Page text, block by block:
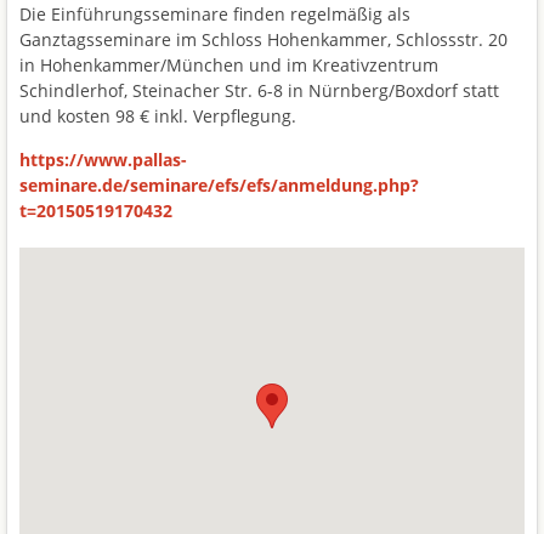
Die Einführungsseminare finden regelmäßig als
Ganztagsseminare im Schloss Hohenkammer, Schlossstr. 20
in Hohenkammer/München und im Kreativzentrum
Schindlerhof, Steinacher Str. 6-8 in Nürnberg/Boxdorf statt
und kosten 98 € inkl. Verpflegung.
https://www.pallas-
seminare.de/seminare/efs/efs/anmeldung.php?
t=20150519170432